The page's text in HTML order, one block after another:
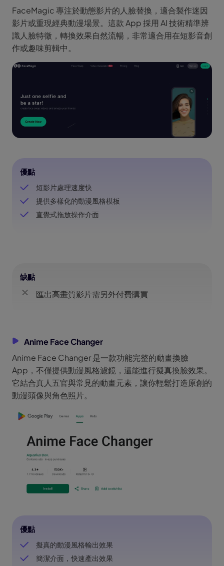
FaceMagic 專注於動態影片的人臉替換，適合製作迷因
影片或重現經典動漫場景。這款 App 採用 AI 技術精準辨
識人臉特徵，轉換效果自然流暢，非常適合用在短影音創
作或趣味剪輯中。
優點
短影片處理速度快
提供多樣化的動漫風格模板
直覺式拖放操作介面
缺點
匯出高畫質影片需另外付費購買
Anime Face Changer
Anime Face Changer 是一款功能完整的動畫換臉
App，不僅提供動漫風格濾鏡，還能進行擬真換臉效果。
它結合真人五官與常見的動畫元素，讓你輕鬆打造原創的
動漫頭像與角色照片。
優點
擬真的動漫風格輸出效果
簡潔介面，快速產出效果